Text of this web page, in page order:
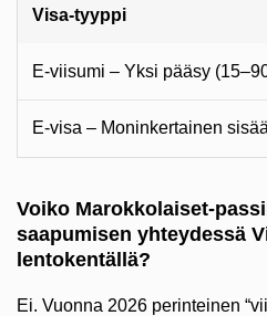
Visa-tyyppi
E-viisumi – Yksi pääsy
E-visa – Moninkertainen
Voiko Marokkolaiset-
saapumisen yhteydessä
lentokentällä?
Ei. Vuonna 2026 perinteinen